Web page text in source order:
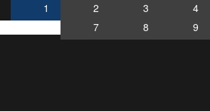
1 2 3 4
7
8 9